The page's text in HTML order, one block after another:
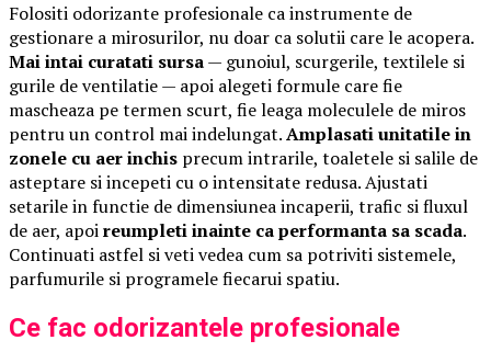
Folositi odorizante profesionale ca instrumente de
gestionare a mirosurilor, nu doar ca solutii care le acopera.
Mai intai curatati sursa— gunoiul, scurgerile, textilele si
gurile de ventilatie — apoi alegeti formule care fie
mascheaza pe termen scurt, fie leaga moleculele de miros
pentru un control mai indelungat.Amplasati unitatile in
zonele cu aer inchis precum intrarile, toaletele si salile de
asteptare si incepeti cu o intensitate redusa. Ajustati
setarile in functie de dimensiunea incaperii, trafic si fluxul
de aer, apoireumpleti inainte ca performanta sa scada.
Continuati astfel si veti vedea cum sa potriviti sistemele,
parfumurile si programele fiecarui spatiu.
Ce fac odorizantele profesionale